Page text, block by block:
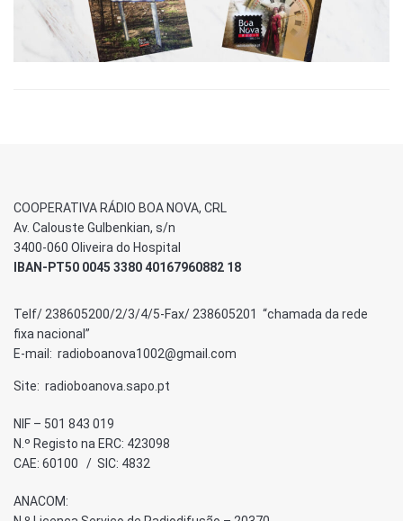
COOPERATIVA RÁDIO BOA NOVA, CRL
Av. Calouste Gulbenkian, s/n
3400-060 Oliveira do Hospital
IBAN-PT50 0045 3380 40167960882 18
Telf/ 238605200/2/3/4/5-Fax/ 238605201 “chamada da rede
fixa nacional”
E-mail: radioboanova1002@gmail.com
Site: radioboanova.sapo.pt
NIF – 501 843 019
N.º Registo na ERC: 423098
CAE: 60100 / SIC: 4832
ANACOM: